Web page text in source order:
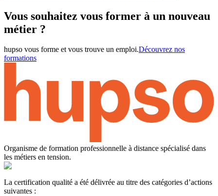
Vous souhaitez vous former à un nouveau
métier ?
hupso vous forme et vous trouve un emploi.Découvrez nos
formations
Organisme de formation professionnelle à distance spécialisé dans
les métiers en tension.
La certification qualité a été délivrée au titre des catégories d’actions
suivantes :